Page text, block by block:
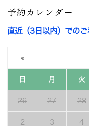
予約カレンダー
直近（3日以内）でのご
«
日 月 火
26 27 28
2 3 4